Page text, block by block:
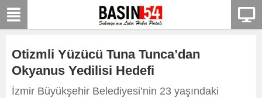
Otizmli Yüzücü Tuna Tunca’dan
Okyanus Yedilisi Hedefi
İzmir Büyükşehir Belediyesi’nin 23 yaşındaki